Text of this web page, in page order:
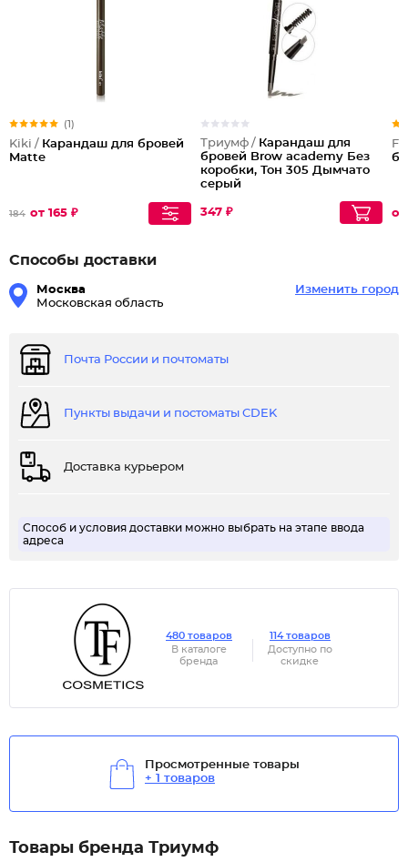
(1)
Kiki / Карандаш для бровей
Matte
184 от 165 ₽
Триумф / Карандаш для
бровей Brow academy Без
коробки, Тон 305 Дымчато
серый
347 ₽ от
Способы доставки
Москва
Московская область
Изменить город
Почта России и почтоматы
Пункты выдачи и постоматы CDEK
Доставка курьером
Способ и условия доставки можно выбрать на этапе ввода
адреса
480 товаров
В каталоге
бренда
114 товаров
Доступно по
скидке
Просмотренные товары
+ 1 товаров
Товары бренда Триумф